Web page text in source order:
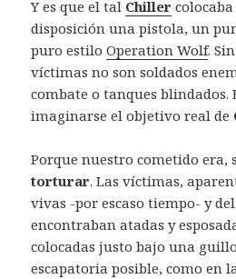
Y es que el tal Chiller
disposición una pistola, un
puro estiloOperation Wolf.
víctimas no son soldados
combate o tanques blindados.
imaginarse el objetivo real de
Porque nuestro cometido era,
torturar. Las víctimas,
vivas -por escaso tiempo- y
encontraban atadas y
colocadas justo bajo una
escapatoria posible, como en